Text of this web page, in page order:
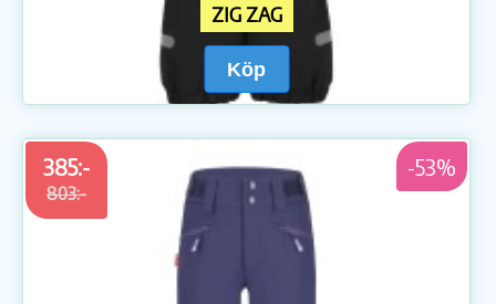
ZIG ZAG
Köp
385:-
803:-
-53%